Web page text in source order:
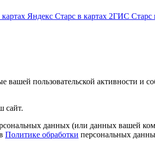
Яндекс Старс в картах 2ГИС Старс
пользовательской активности и
сайт.
данных (или данных вашей
Политике обработки персональных